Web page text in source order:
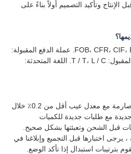
وتأكيد التصميم أولاً بناءً على
شروط التسليم المقبولة: FOB، CFR، CIF، EXW. عملة الدفع المقبولة:
USD، GBP، CNY. نوع الدفع المقبول: T / T، L / C. اللغة المتحدثة:
منتجاتنا تنتج تحت رقابة نوعية صارمة مع معدل عيب أقل من 0.2٪ خلال
مع طلبات جديدة للكميات
قبل الشحن وتعبئتها بشكل صحيح.
، يرجى اختبارها قبل التجميع وإبلاغنا في